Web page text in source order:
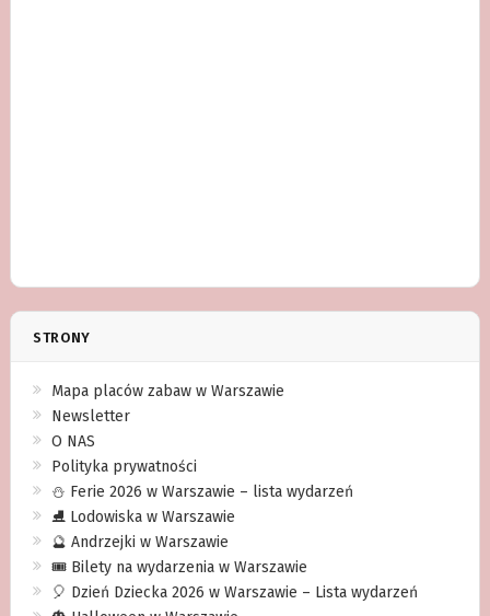
STRONY
Mapa placów zabaw w Warszawie
Newsletter
O NAS
Polityka prywatności
⛄️ Ferie 2026 w Warszawie – lista wydarzeń
⛸ Lodowiska w Warszawie
🔮 Andrzejki w Warszawie
🎟️ Bilety na wydarzenia w Warszawie
🎈 Dzień Dziecka 2026 w Warszawie – Lista wydarzeń